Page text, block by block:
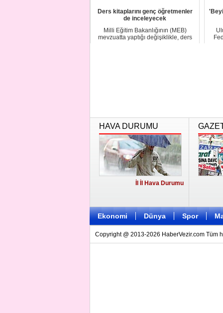
Ders kitaplarını genç öğretmenler
de inceleyecek
Milli Eğitim Bakanlığının (MEB)
mevzuatta yaptığı değişiklikle, ders
HAVA DURUMU
İl İl Hava Durumu
Ekonomi Dünya Spor
Copyright @ 2013-2026 HaberVezir.com Tüm